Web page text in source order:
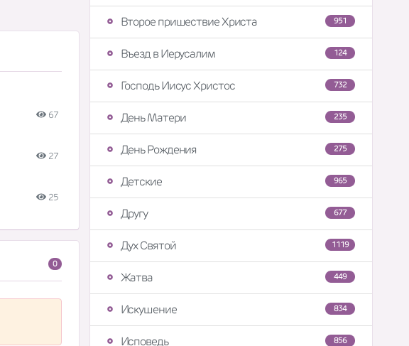
67
27
25
0
951
Второе пришествие Христа
124
Въезд в Иерусалим
732
Господь Иисус Христос
235
День Матери
275
День Рождения
965
Детские
677
Другу
1119
Дух Святой
449
Жатва
834
Искушение
856
Исповедь